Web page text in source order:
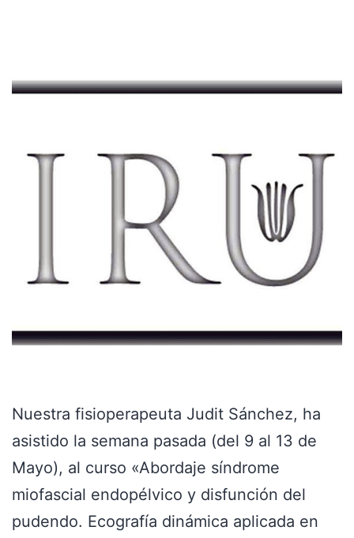
Nuestra fisioperapeuta Judit Sánchez, ha
asistido la semana pasada (del 9 al 13 de
Mayo), al curso «Abordaje síndrome
miofascial endopélvico y disfunción del
pudendo. Ecografía dinámica aplicada en